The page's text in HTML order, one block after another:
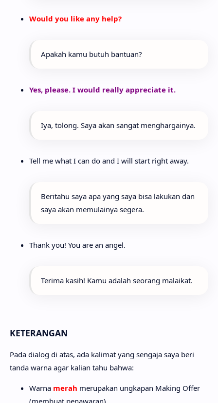
Would you like any help?
Apakah kamu butuh bantuan?
Yes, please. I would really appreciate it.
Iya, tolong. Saya akan sangat menghargainya.
Tell me what I can do and I will start right away.
Beritahu saya apa yang saya bisa lakukan dan
saya akan memulainya segera.
Thank you! You are an angel.
Terima kasih! Kamu adalah seorang malaikat.
KETERANGAN
Pada dialog di atas, ada kalimat yang sengaja saya beri
tanda warna agar kalian tahu bahwa:
Warna merah merupakan ungkapan Making Offer